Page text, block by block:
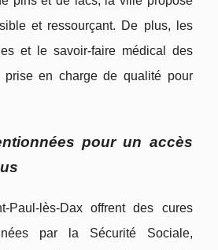
et ressourçant. De plus, les
et le savoir-faire médical des
prise en charge de qualité pour
pour un accès
Paul-lès-Dax offrent des cures
par la Sécurité Sociale,